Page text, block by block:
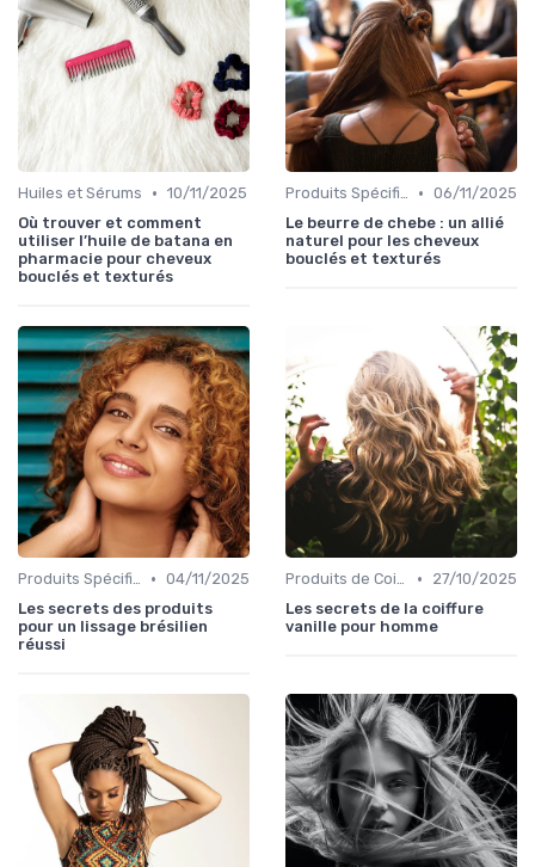
Huiles et Sérums • 10/11/2025
Où trouver et comment
utiliser l’huile de batana en
pharmacie pour cheveux
bouclés et texturés
Produits Spécifiques (Anti-Frisottis, Hydratants) • 06/11/2025
Le beurre de chebe : un allié
naturel pour les cheveux
bouclés et texturés
Produits Spécifiques (Anti-Frisottis, Hydratants) • 04/11/2025
Les secrets des produits
pour un lissage brésilien
réussi
Produits de Coiffage •
27/10/2025
Les secrets de la coiffure
vanille pour homme